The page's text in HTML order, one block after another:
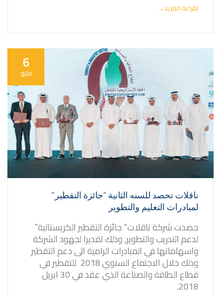
لقراءة المزيد→
6
مايو
ناقلات تحصد للسنه الثانية “جائزة التقطير”
لمبادرات التعليم والتطوير
حصدت شركة ناقلات” جائزة التقطير الكريستالية”
لدعم التدريب والتطوير, وذلك تقديرا لجهود الشركة
واسهاماتها في المبادرات الرامية الى دعم التقطير
وذلك خلال الاجتماع السنوي 2018 للتقطير في
قطاع الطاقة والصناعة الذي عقد في 30 ابريل
2018.